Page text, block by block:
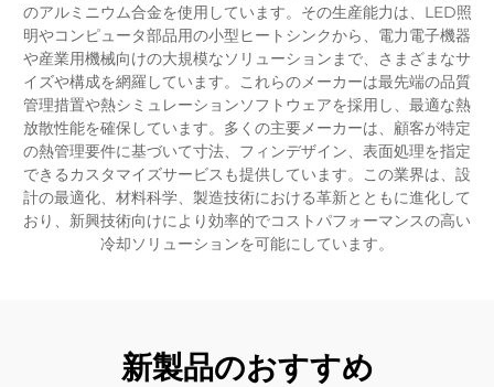
のアルミニウム合金を使用しています。その生産能力は、LED照
明やコンピュータ部品用の小型ヒートシンクから、電力電子機器
や産業用機械向けの大規模なソリューションまで、さまざまなサ
イズや構成を網羅しています。これらのメーカーは最先端の品質
管理措置や熱シミュレーションソフトウェアを採用し、最適な熱
放散性能を確保しています。多くの主要メーカーは、顧客が特定
の熱管理要件に基づいて寸法、フィンデザイン、表面処理を指定
できるカスタマイズサービスも提供しています。この業界は、設
計の最適化、材料科学、製造技術における革新とともに進化して
おり、新興技術向けにより効率的でコストパフォーマンスの高い
冷却ソリューションを可能にしています。
新製品のおすすめ